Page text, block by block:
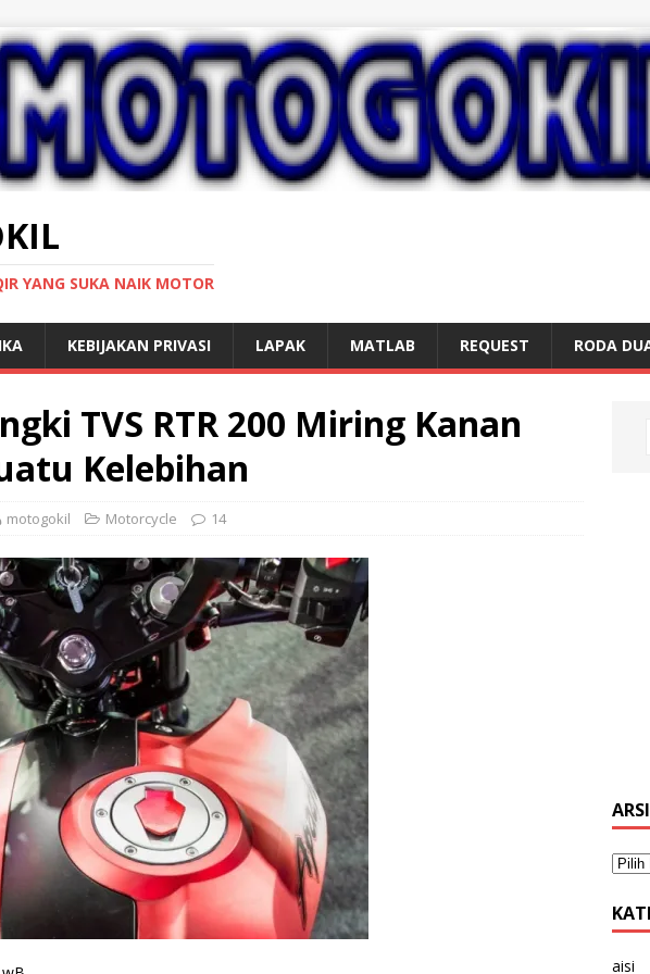
YANG SUKA NAIK MOTOR
KEBIJAKAN PRIVASI LAPAK MATLAB REQUEST RODA
TVS RTR 200 Miring Kanan
Kelebihan
motogokil Motorcycle 14
aisi